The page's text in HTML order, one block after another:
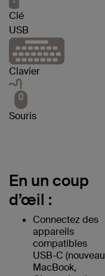
Clé
USB
Clavier
Souris
En un coup
d’œil :
Connectez des
appareils
compatibles
USB-C (nouveau
MacBook,